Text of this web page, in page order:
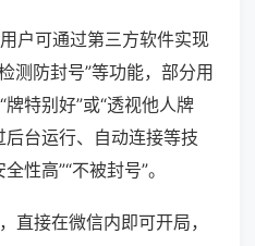
户可通过第三方软件实现
测防封号”等功能，部分用
特别好”或“透视他人牌
后台运行、自动连接等技
性高”“不被封号”。
直接在微信内即可开局，